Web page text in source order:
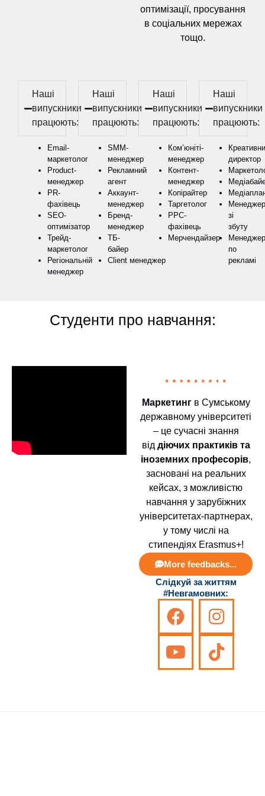
оптимізації, просування
в соціальних мережах
тощо.
Наші
випускники
працюють:
Email-
маркетолог
Product-
менеджер
PR-
фахівець
SEO-
оптимізатор
Трейд-
маркетолог
Регіональній
менеджер
Наші
випускники
працюють:
SMM-
менеджер
Рекламний
агент
Аккаунт-
менеджер
Бренд-
менеджер
ТБ-
байер
Client менеджер
Наші
випускники
працюють:
Ком’юніті-
менеджер
Контент-
менеджер
Копірайтер
Таргетолог
РРС-
фахівець
Мерчендайзер
Наші
випускники
працюють:
директор
Менеджер
зі
збуту
Менеджер
по
рекламі
Студенти про навчання:
Маркетингв Сумському
державному університеті
– це сучасні знання
від діючих практиків та
іноземних професорів,
засновані на реальних
кейсах, з можливістю
навчання у зарубіжних
університетах-партнерах,
у тому числі на
стипендіях Erasmus+!
More feedbacks...
Слідкуй за життям
#Невгамовних: